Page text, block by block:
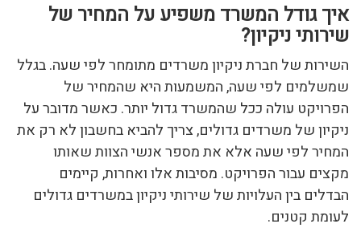
איך גודל המשרד משפיע על המחיר של
שירותי ניקיון?
השירות של חברת ניקיון משרדים מתומחר לפי שעה. בגלל
שמשלמים לפי שעה, המשמעות היא שהמחיר של
הפרויקט עולה ככל שהמשרד גדול יותר. כאשר מדובר על
ניקיון של משרדים גדולים, צריך להביא בחשבון לא רק את
המחיר לפי שעה אלא את מספר אנשי הצוות שאותו
מקצים עבור הפרויקט. מסיבות אלו ואחרות, קיימים
הבדלים בין העלויות של שירותי ניקיון במשרדים גדולים
לעומת קטנים.